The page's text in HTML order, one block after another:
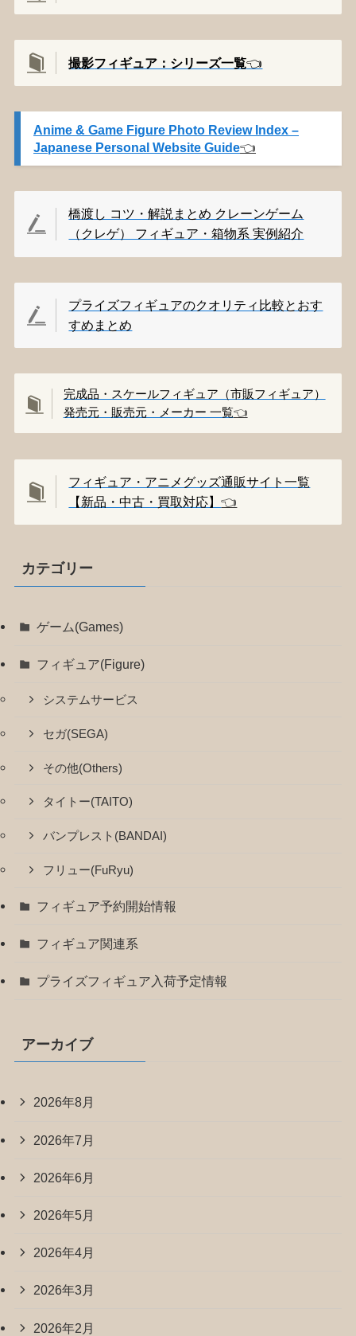
撮影フィギュア：シリーズ一覧👈️
Anime & Game Figure Photo Review Index –
Japanese Personal Website Guide👈️
橋渡し コツ・解説まとめ クレーンゲーム
（クレゲ） フィギュア・箱物系 実例紹介
プライズフィギュアのクオリティ比較とおす
すめまとめ
完成品・スケールフィギュア（市販フィギュア）
発売元・販売元・メーカー 一覧👈️
フィギュア・アニメグッズ通販サイト一覧
【新品・中古・買取対応】👈️
カテゴリー
ゲーム(Games)
フィギュア(Figure)
システムサービス
セガ(SEGA)
その他(Others)
タイトー(TAITO)
バンプレスト(BANDAI)
フリュー(FuRyu)
フィギュア予約開始情報
フィギュア関連系
プライズフィギュア入荷予定情報
アーカイブ
2026年8月
2026年7月
2026年6月
2026年5月
2026年4月
2026年3月
2026年2月